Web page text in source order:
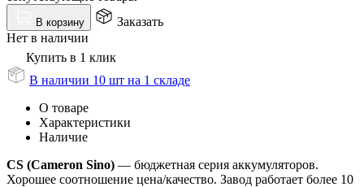
В корзину
Заказать
Нет в наличии
Купить в 1 клик
В наличии 10 шт на 1 складе
О товаре
Характеристики
Наличие
CS (Cameron Sino) — бюджетная серия аккумуляторов.
Хорошее соотношение цена/качество. Завод работает более 10